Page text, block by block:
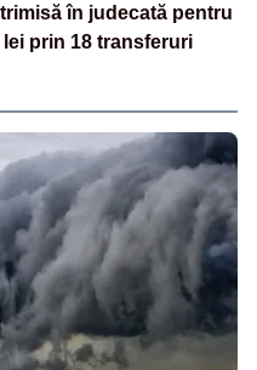
în judecată pentru
prin 18 transferuri